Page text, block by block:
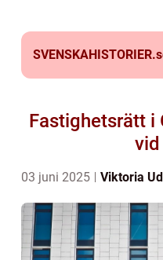
SVENSKAHISTORIER.
Fastighetsrätt i
03 juni 2025 Viktoria